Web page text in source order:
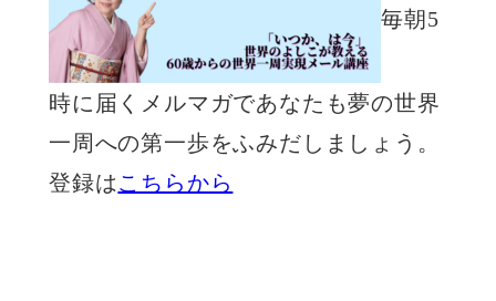
毎朝5
時に届くメルマガであなたも夢の世界
一周への第一歩をふみだしましょう。
登録はこちらから